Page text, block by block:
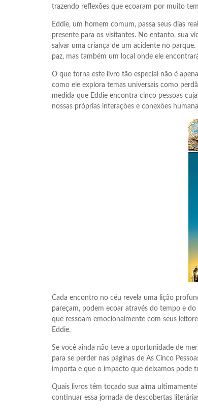
trazendo reflexões que ecoaram por muito
Eddie, um homem comum, passa seus dias
presente para os visitantes. No entanto, sua
salvar uma criança de um acidente no
paz, mas também um local onde ele
O que torna este livro tão especial não é
como ele explora temas universais como
medida que Eddie encontra cinco pessoas
nossas próprias interações e conexões
Cada encontro no céu revela uma lição
pareçam, podem ecoar através do tempo e
que ressoam emocionalmente com seus
Eddie.
Se você ainda não teve a oportunidade de
para se perder nas páginas de As Cinco
importa e que o impacto que deixamos pode
Quais livros têm tocado sua alma
continuar essa jornada de descobertas